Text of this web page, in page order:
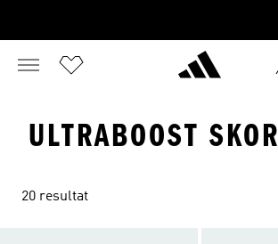
ULTRABOOST SKOR
20 resultat